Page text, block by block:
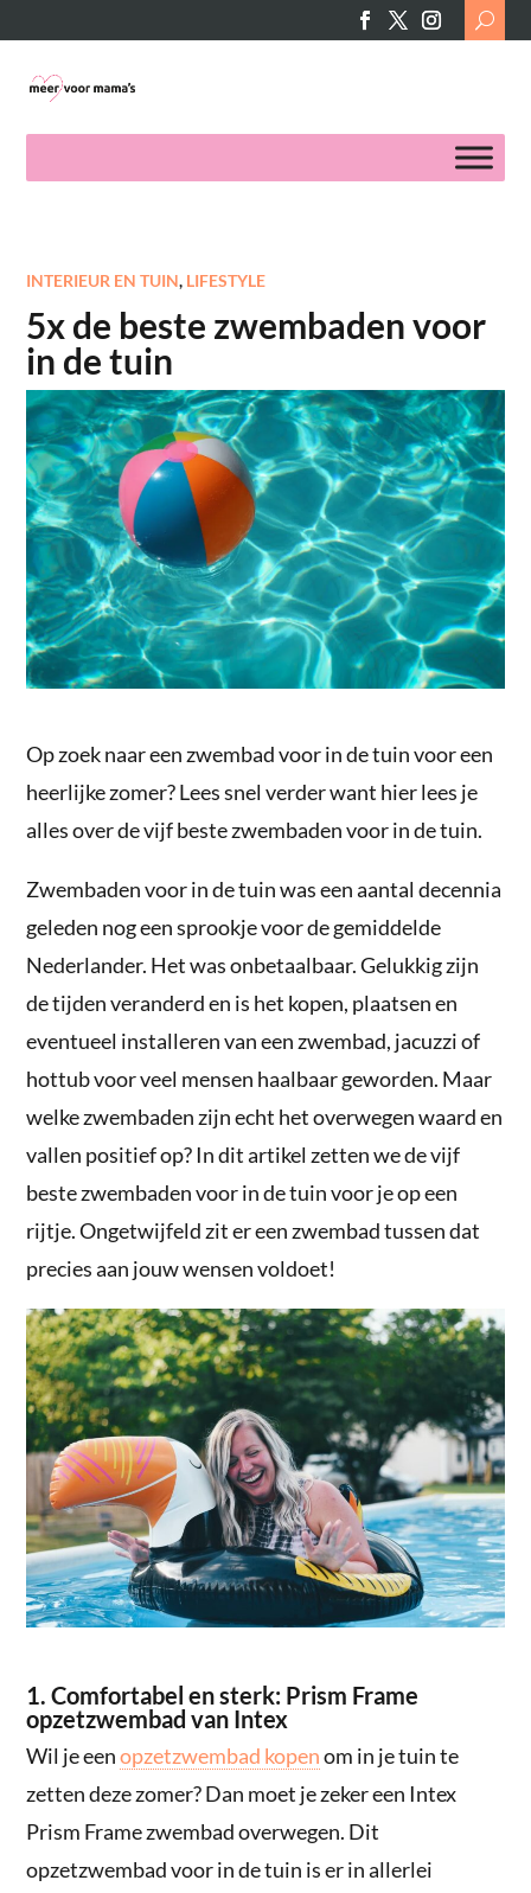
Search
for:
INTERIEUR EN TUIN, LIFESTYLE
5x de beste zwembaden voor
in de tuin
Op zoek naar een zwembad voor in de tuin voor een
heerlijke zomer? Lees snel verder want hier lees je
alles over de vijf beste zwembaden voor in de tuin.
Zwembaden voor in de tuin was een aantal decennia
geleden nog een sprookje voor de gemiddelde
Nederlander. Het was onbetaalbaar. Gelukkig zijn
de tijden veranderd en is het kopen, plaatsen en
eventueel installeren van een zwembad, jacuzzi of
hottub voor veel mensen haalbaar geworden. Maar
welke zwembaden zijn echt het overwegen waard en
vallen positief op? In dit artikel zetten we de vijf
beste zwembaden voor in de tuin voor je op een
rijtje. Ongetwijfeld zit er een zwembad tussen dat
precies aan jouw wensen voldoet!
1. Comfortabel en sterk: Prism Frame
opzetzwembad van Intex
Wil je eenopzetzwembad kopenom in je tuin te
zetten deze zomer? Dan moet je zeker een Intex
Prism Frame zwembad overwegen. Dit
opzetzwembad voor in de tuin is er in allerlei